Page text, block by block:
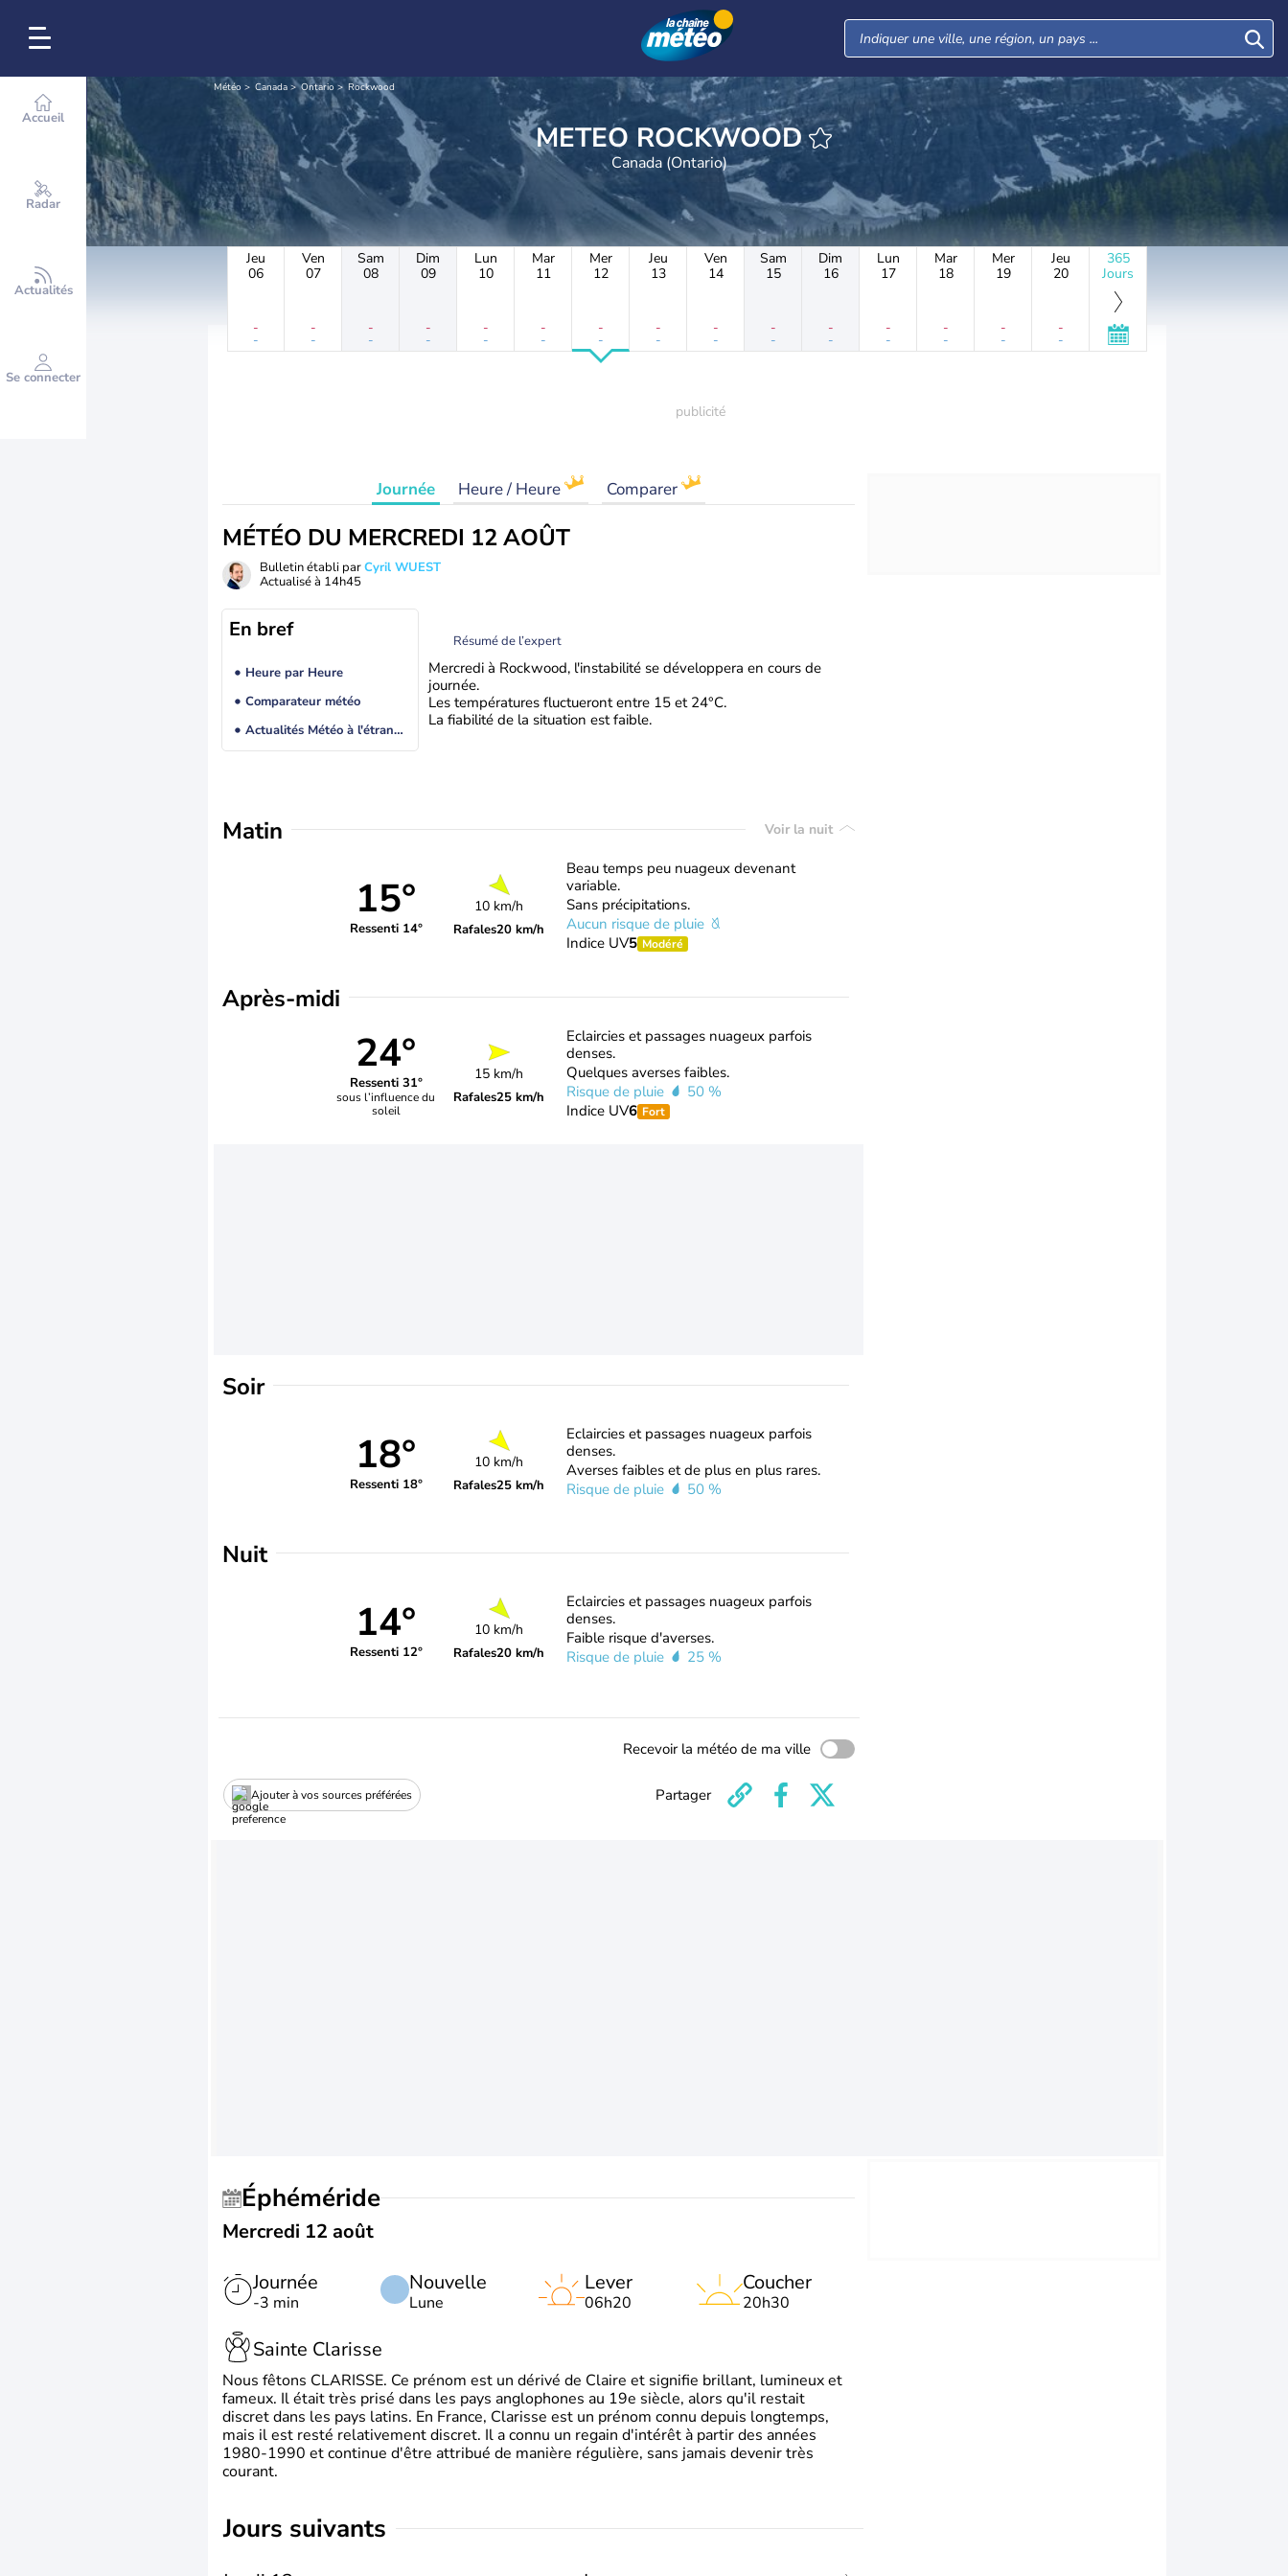
Accueil
Radar
Actualités
Se connecter
Météo Canada Ontario Rockwood
METEO ROCKWOOD
Canada (Ontario)
Jeu
06
-
-
Ven
07
-
-
Sam
08
-
-
Dim
09
-
-
Lun
10
-
-
Mar
11
-
-
Mer
12
-
-
Jeu
13
-
-
Ven
14
-
-
Sam
15
-
-
Dim
16
-
-
Lun
17
-
-
Mar
18
-
-
Mer
19
-
-
Jeu
20
-
-
365
Jours
Journée Heure / Heure Comparer
MÉTÉO DU MERCREDI 12 AOÛT
Bulletin établi parCyril WUEST
Actualisé à 14h45
En bref
Heure par Heure
Comparateur météo
Actualités Météo à l'étranger
Résumé de l’expert
Mercredi à Rockwood, l'instabilité se développera en cours de
journée.
Les températures fluctueront entre 15 et 24°C.
La fiabilité de la situation est faible.
Matin Voir la nuit
15°
Ressenti 14°
10 km/h
Rafales20 km/h
Beau temps peu nuageux devenant
variable.
Sans précipitations.
Aucun risque de pluie
Indice UV5 Modéré
Après-midi
24°
Ressenti 31°
sous l’influence du
soleil
15 km/h
Rafales25 km/h
Eclaircies et passages nuageux parfois
denses.
Quelques averses faibles.
Risque de pluie
50 %
Indice UV6 Fort
Soir
18°
Ressenti 18°
10 km/h
Rafales25 km/h
Eclaircies et passages nuageux parfois
denses.
Averses faibles et de plus en plus rares.
Risque de pluie
50 %
Nuit
14°
Ressenti 12°
10 km/h
Rafales20 km/h
Eclaircies et passages nuageux parfois
denses.
Faible risque d'averses.
Risque de pluie
25 %
Recevoir la météo de ma ville
Ajouter à vos sources préférées Partager
Éphéméride
Mercredi 12 août
Journée
-3 min
Nouvelle
Lune
Lever
06h20
Coucher
20h30
Sainte Clarisse
Nous fêtons CLARISSE. Ce prénom est un dérivé de Claire et signifie brillant, lumineux et
fameux. Il était très prisé dans les pays anglophones au 19e siècle, alors qu'il restait
discret dans les pays latins. En France, Clarisse est un prénom connu depuis longtemps,
mais il est resté relativement discret. Il a connu un regain d'intérêt à partir des années
1980-1990 et continue d'être attribué de manière régulière, sans jamais devenir très
courant.
jours suivants